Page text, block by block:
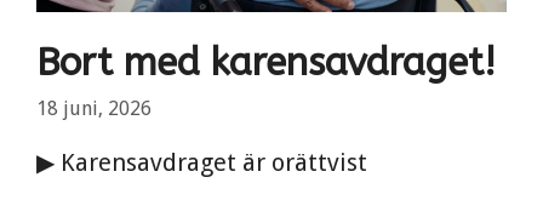
Bort med karensavdraget!
18 juni, 2026
▶ Karensavdraget är orättvist